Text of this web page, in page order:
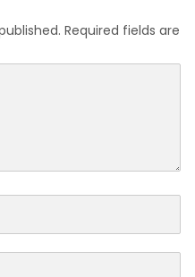
Required fields are